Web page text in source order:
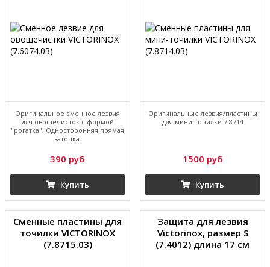
Оригинальное сменное лезвия
для овощечисток с формой
"рогатка". Односторонняя прямая
заточка.
390 руб
Купить
Оригинальные лезвия/пластины
для мини-точилки 7.8714
1500 руб
Купить
Сменные пластины для
точилки VICTORINOX
(7.8715.03)
Защита для лезвия
Victorinox, размер S
(7.4012) длина 17 см